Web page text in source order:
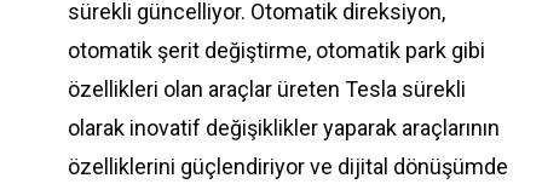
sürekli güncelliyor. Otomatik direksiyon,
otomatik şerit değiştirme, otomatik park gibi
özellikleri olan araçlar üreten Tesla sürekli
olarak inovatif değişiklikler yaparak araçlarının
özelliklerini güçlendiriyor ve dijital dönüşümde